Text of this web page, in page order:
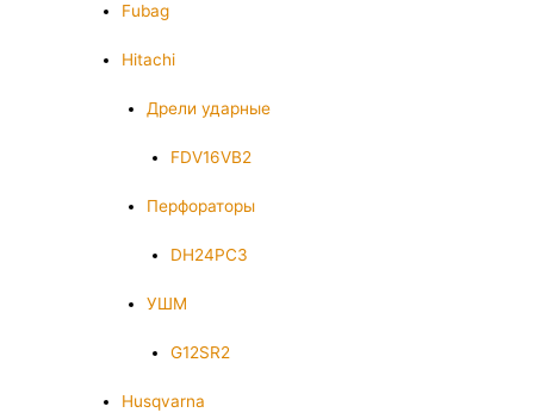
Fubag
Hitachi
Дрели ударные
FDV16VB2
Перфораторы
DH24PC3
УШМ
G12SR2
Husqvarna